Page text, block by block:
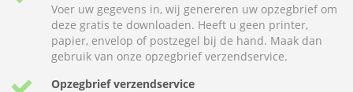
Voer uw gegevens in, wij genereren uw opzegbrief om
deze gratis te downloaden. Heeft u geen printer,
papier, envelop of postzegel bij de hand. Maak dan
gebruik van onze opzegbrief verzendservice.
Opzegbrief verzendservice